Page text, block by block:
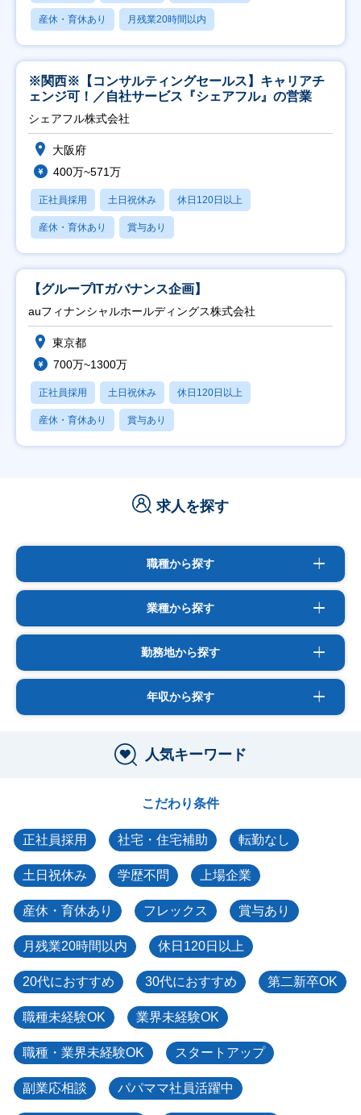
産休・育休あり 月残業20時間以内
※関西※【コンサルティングセールス】キャリアチ
ェンジ可！／自社サービス『シェアフル』の営業
シェアフル株式会社
大阪府
400万~571万
正社員採用 土日祝休み 休日120日以上
産休・育休あり 賞与あり
【グループITガバナンス企画】
auフィナンシャルホールディングス株式会社
東京都
700万~1300万
正社員採用 土日祝休み 休日120日以上
産休・育休あり 賞与あり
求人を探す
職種から探す
業種から探す
勤務地から探す
年収から探す
人気キーワード
こだわり条件
正社員採用 社宅・住宅補助 転勤なし
土日祝休み 学歴不問 上場企業
産休・育休あり フレックス 賞与あり
月残業20時間以内 休日120日以上
20代におすすめ 30代におすすめ 第二新卒OK
職種未経験OK 業界未経験OK
職種・業界未経験OK スタートアップ
副業応相談 パパママ社員活躍中